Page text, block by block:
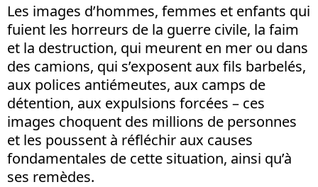
Les images d’hommes, femmes et enfants qui
fuient les horreurs de la guerre civile, la faim
et la destruction, qui meurent en mer ou dans
des camions, qui s’exposent aux fils barbelés,
aux polices antiémeutes, aux camps de
détention, aux expulsions forcées – ces
images choquent des millions de personnes
et les poussent à réfléchir aux causes
fondamentales de cette situation, ainsi qu’à
ses remèdes.